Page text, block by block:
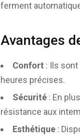
ferment
Avantages
Confort : Ils
heures précises.
Sécurité : En
résistance aux
Esthétique :